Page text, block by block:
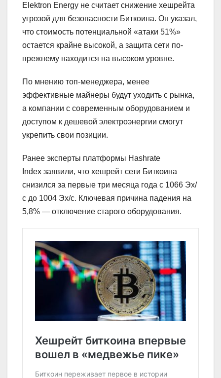
Elektron Energy не считает снижение хешрейта
угрозой для безопасности Биткоина. Он указал,
что стоимость потенциальной «атаки 51%»
остается крайне высокой, а защита сети по-
прежнему находится на высоком уровне.
По мнению топ-менеджера, менее
эффективные майнеры будут уходить с рынка,
а компании с современным оборудованием и
доступом к дешевой электроэнергии смогут
укрепить свои позиции.
Ранее эксперты платформы Hashrate
Index заявили, что хешрейт сети Биткоина
снизился за первые три месяца года с 1066 Эх/
с до 1004 Эх/с. Ключевая причина падения на
5,8% — отключение старого оборудования.